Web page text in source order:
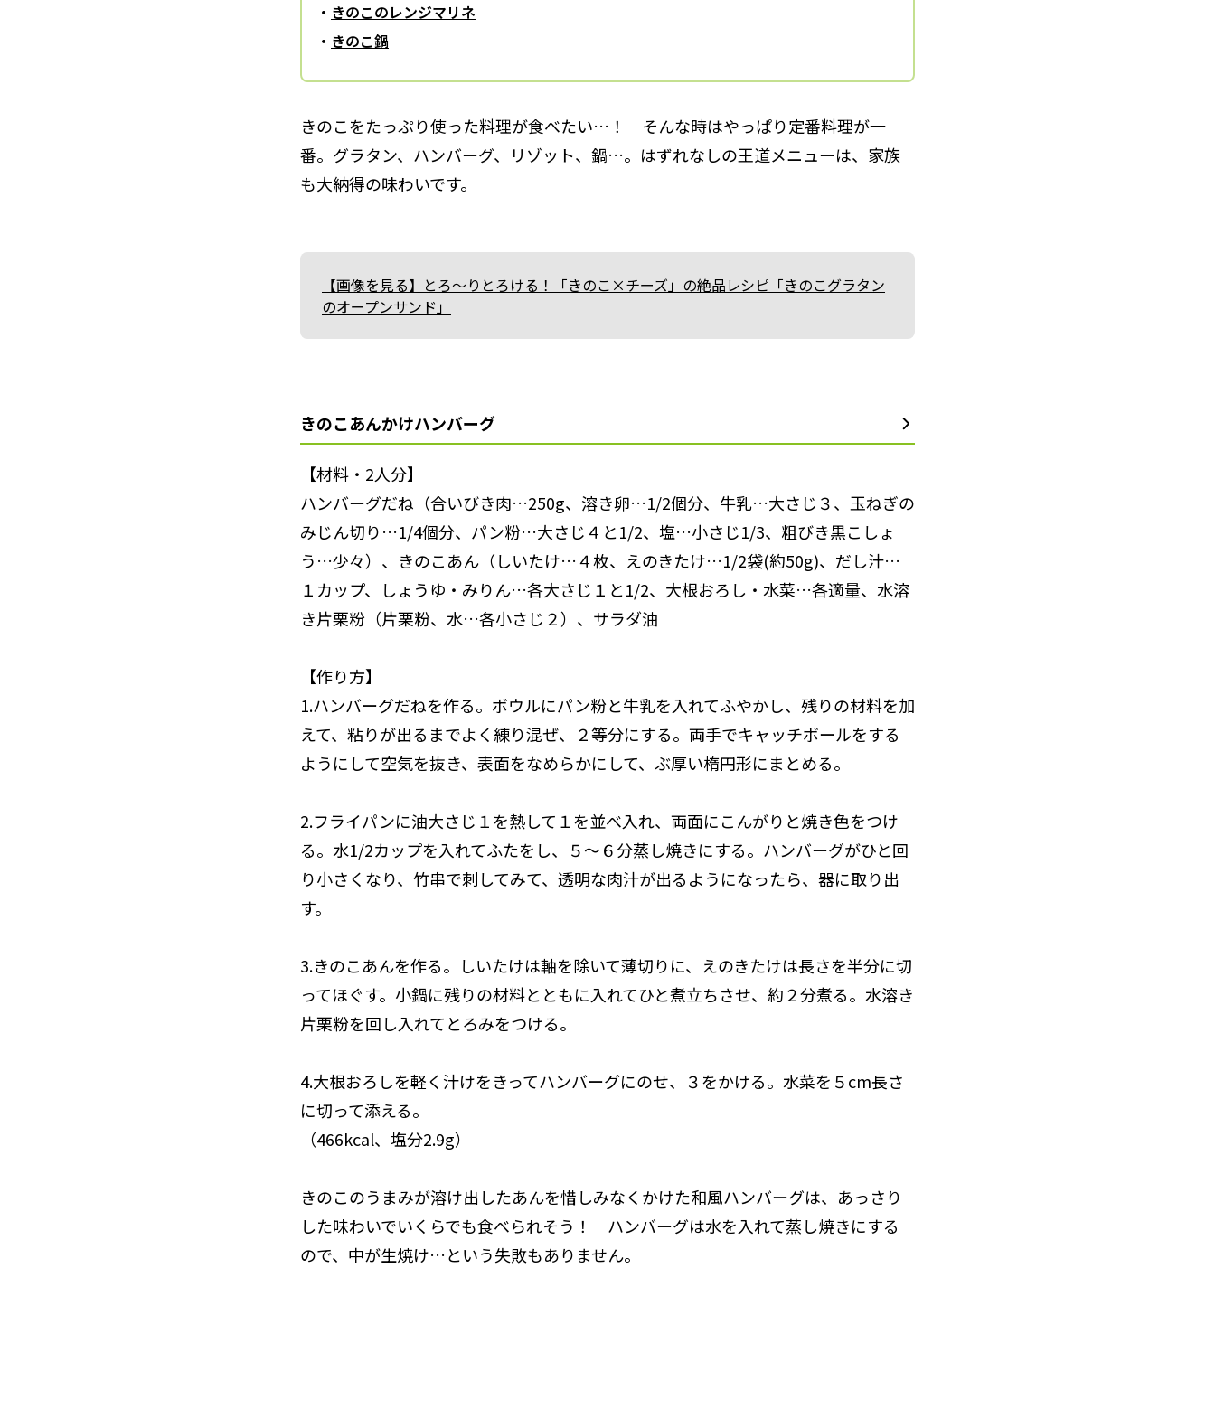
きのこのレンジマリネ
きのこ鍋
きのこをたっぷり使った料理が食べたい…！ そんな時はやっぱり定番料理が一
番。グラタン、ハンバーグ、リゾット、鍋…。はずれなしの王道メニューは、家族
も大納得の味わいです。
【画像を見る】とろ～りとろける！「きのこ×チーズ」の絶品レシピ「きのこグラタン
のオープンサンド」
きのこあんかけハンバーグ
【材料・2人分】
ハンバーグだね（合いびき肉…250g、溶き卵…1/2個分、牛乳…大さじ３、玉ねぎの
みじん切り…1/4個分、パン粉…大さじ４と1/2、塩…小さじ1/3、粗びき黒こしょ
う…少々）、きのこあん（しいたけ…４枚、えのきたけ…1/2袋(約50g)、だし汁…
１カップ、しょうゆ・みりん…各大さじ１と1/2、大根おろし・水菜…各適量、水溶
き片栗粉（片栗粉、水…各小さじ２）、サラダ油
【作り方】
1.ハンバーグだねを作る。ボウルにパン粉と牛乳を入れてふやかし、残りの材料を加
えて、粘りが出るまでよく練り混ぜ、２等分にする。両手でキャッチボールをする
ようにして空気を抜き、表面をなめらかにして、ぶ厚い楕円形にまとめる。
2.フライパンに油大さじ１を熱して１を並べ入れ、両面にこんがりと焼き色をつけ
る。水1/2カップを入れてふたをし、５〜６分蒸し焼きにする。ハンバーグがひと回
り小さくなり、竹串で刺してみて、透明な肉汁が出るようになったら、器に取り出
す。
3.きのこあんを作る。しいたけは軸を除いて薄切りに、えのきたけは長さを半分に切
ってほぐす。小鍋に残りの材料とともに入れてひと煮立ちさせ、約２分煮る。水溶き
片栗粉を回し入れてとろみをつける。
4.大根おろしを軽く汁けをきってハンバーグにのせ、３をかける。水菜を５cm長さ
に切って添える。
（466kcal、塩分2.9g）
きのこのうまみが溶け出したあんを惜しみなくかけた和風ハンバーグは、あっさり
した味わいでいくらでも食べられそう！ ハンバーグは水を入れて蒸し焼きにする
ので、中が生焼け…という失敗もありません。